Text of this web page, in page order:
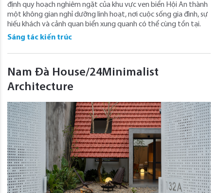
định quy hoạch nghiêm ngặt của khu vực ven biển Hội An thành
một không gian nghỉ dưỡng linh hoạt, nơi cuộc sống gia đình, sự
hiếu khách và cảnh quan biển xung quanh có thể cùng tồn tại.
Sáng tác kiến trúc
Nam Đà House/24Minimalist
Architecture